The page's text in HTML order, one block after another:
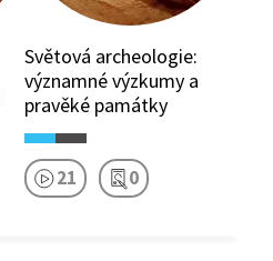
Světová archeologie:
významné výzkumy a
pravěké památky
21 0